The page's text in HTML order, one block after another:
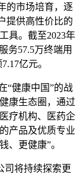
的市场培育，逐
提供高性价比的
具。截至2023年
务57.5万终端用
亿元。
“健康中国”的战
康生态圈，通过
疗机构、医药企
产品及优质专业
、更健康”。
将持续探索更